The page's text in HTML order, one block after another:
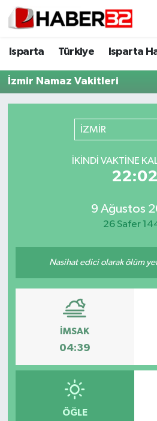
Isparta Türkiye Isparta
İzmir Namaz Vakitleri
İZMİR
İKINDI VAKTINE
22:02
9 Ağustos
26 Safer
Nasihat edici olarak ölüm
İMSAK
04:39
ÖĞLE
Isparta
Isparta Hakkında
Esnaf Diyor ki;
BİLİM VE TEKNOLOJİ
Güncel
HABERDE İNSAN
KÜLTÜR SANAT
MAGAZİN
Isparta Nöbetçi Eczaneler
Isparta Hava Durumu
Isparta Trafik Yoğunluk
Süper Lig Puan Durumu